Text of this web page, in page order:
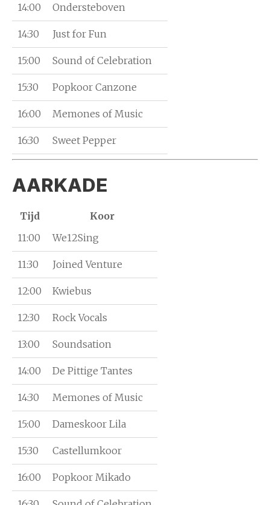
14:00 Ondersteboven
14:30 Just for Fun
15:00 Sound of Celebration
15:30 Popkoor Canzone
16:00 Memones of Music
16:30 Sweet Pepper
AARKADE
Tijd
Koor
11:00
We12Sing
11:30 Joined Venture
12:00 Kwiebus
12:30 Rock Vocals
13:00 Soundsation
14:00 De Pittige Tantes
14:30 Memones of Music
15:00 Dameskoor Lila
15:30 Castellumkoor
16:00 Popkoor Mikado